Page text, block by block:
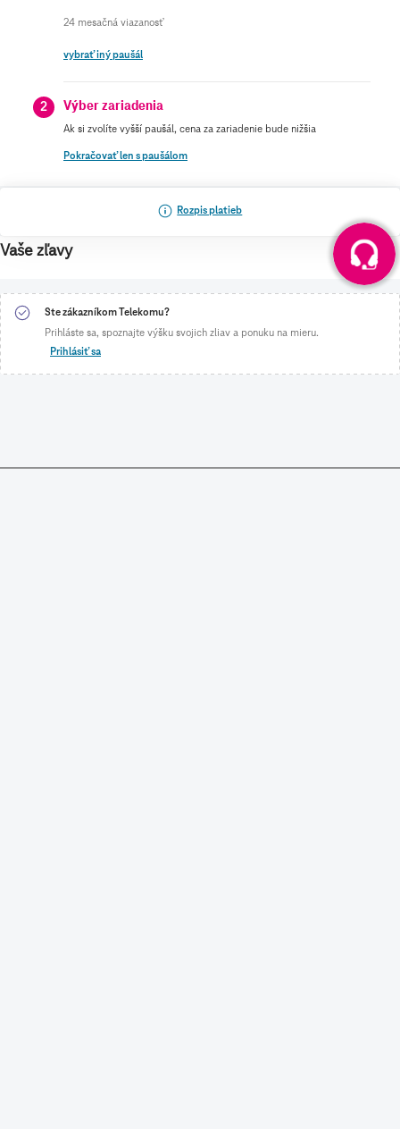
vybrať iný paušál
2 Výber zariadenia
Ak si zvolíte vyšší paušál, cena za zariadenie bude nižšia
Pokračovať len s paušálom
Rozpis platieb
Vaše zľavy
Ste zákazníkom Telekomu?
Prihláste sa, spoznajte výšku svojich zliav a ponuku na mieru.
Prihlásiť sa